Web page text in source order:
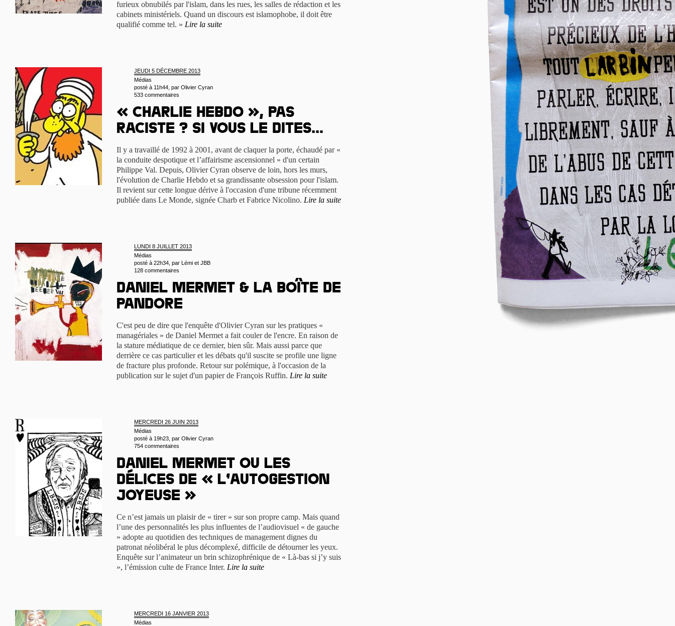
furieux obnubilés par l'islam, dans les rues, les salles de rédaction et les
cabinets ministériels. Quand un discours est islamophobe, il doit être
qualifié comme tel. » Lire la suite
JEUDI 5 DÉCEMBRE 2013
Médias
posté à 11h44, par Olivier Cyran
533 commentaires
« Charlie Hebdo », pas
raciste ? Si vous le dites…
Il y a travaillé de 1992 à 2001, avant de claquer la porte, échaudé par «
la conduite despotique et l’affairisme ascensionnel » d'un certain
Philippe Val. Depuis, Olivier Cyran observe de loin, hors les murs,
l'évolution de Charlie Hebdo et sa grandissante obsession pour l'islam.
Il revient sur cette longue dérive à l'occasion d'une tribune récemment
publiée dans Le Monde, signée Charb et Fabrice Nicolino. Lire la suite
LUNDI 8 JUILLET 2013
Médias
posté à 22h34, par Lémi et JBB
128 commentaires
Daniel Mermet & la Boîte de
Pandore
C'est peu de dire que l'enquête d'Olivier Cyran sur les pratiques «
managériales » de Daniel Mermet a fait couler de l'encre. En raison de
la stature médiatique de ce dernier, bien sûr. Mais aussi parce que
derrière ce cas particulier et les débats qu'il suscite se profile une ligne
de fracture plus profonde. Retour sur polémique, à l'occasion de la
publication sur le sujet d'un papier de François Ruffin. Lire la suite
MERCREDI 26 JUIN 2013
Médias
posté à 19h23, par Olivier Cyran
754 commentaires
Daniel Mermet ou les
délices de « l’autogestion
joyeuse »
Ce n’est jamais un plaisir de « tirer » sur son propre camp. Mais quand
l’une des personnalités les plus influentes de l’audiovisuel « de gauche
» adopte au quotidien des techniques de management dignes du
patronat néolibéral le plus décomplexé, difficile de détourner les yeux.
Enquête sur l’animateur un brin schizophrénique de « Là-bas si j’y suis
», l’émission culte de France Inter. Lire la suite
MERCREDI 16 JANVIER 2013
Médias